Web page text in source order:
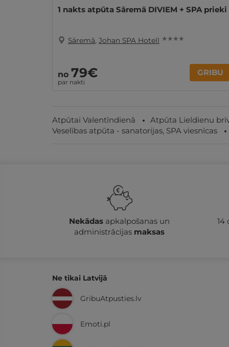
1 nakts atpūta Sāremā DIVIEM + SPA prieki
Sāremā, Johan SPA Hotell ★ ★ ★ ★
no 79€
par nakti
GRIBU
Atpūtai Valentīndienā Atpūta Lieldienu
Veselības atpūta - sanatorijas, SPA viesnīcas
Nekādasapkalpošanas un
administrācijas maksas
14
Ne tikai Latvijā
GribuAtpusties.lv
Emoti.pl